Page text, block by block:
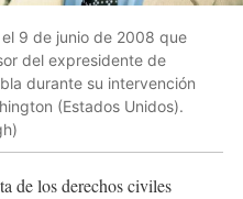
9 de junio de 2008 que
del expresidente de
durante su intervención
(Estados Unidos).
de los derechos civiles